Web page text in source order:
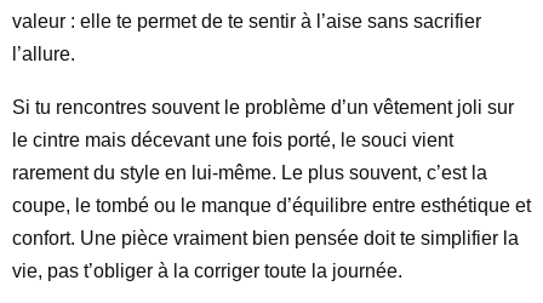
valeur : elle te permet de te sentir à l’aise sans sacrifier
l’allure.
Si tu rencontres souvent le problème d’un vêtement joli sur
le cintre mais décevant une fois porté, le souci vient
rarement du style en lui-même. Le plus souvent, c’est la
coupe, le tombé ou le manque d’équilibre entre esthétique et
confort. Une pièce vraiment bien pensée doit te simplifier la
vie, pas t’obliger à la corriger toute la journée.